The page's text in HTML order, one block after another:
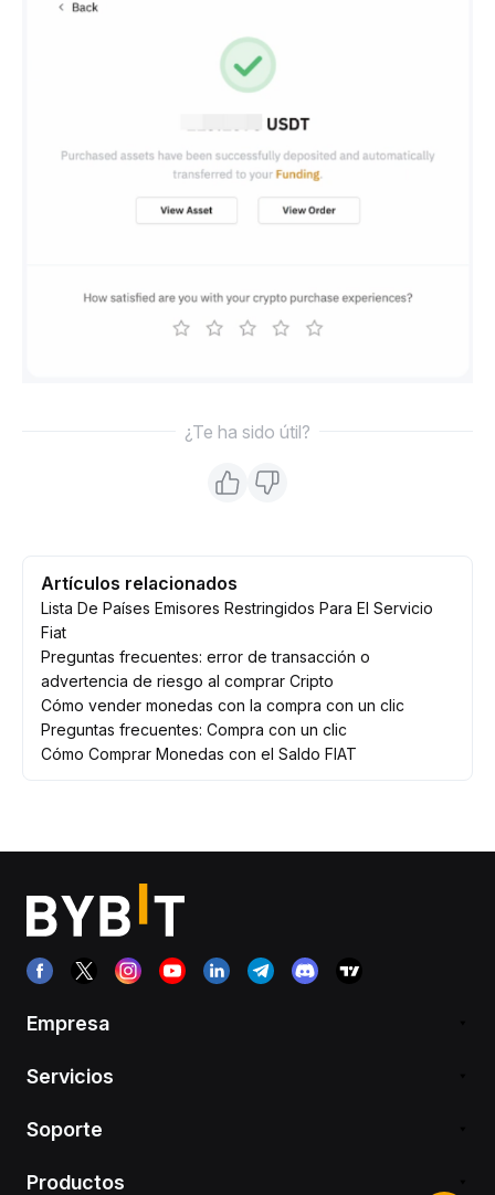
¿Te ha sido útil?
Artículos relacionados
Lista De Países Emisores Restringidos Para El Servicio
Fiat
Preguntas frecuentes: error de transacción o
advertencia de riesgo al comprar Cripto
Cómo vender monedas con la compra con un clic
Preguntas frecuentes: Compra con un clic
Cómo Comprar Monedas con el Saldo FIAT
Empresa
Servicios
Soporte
Productos